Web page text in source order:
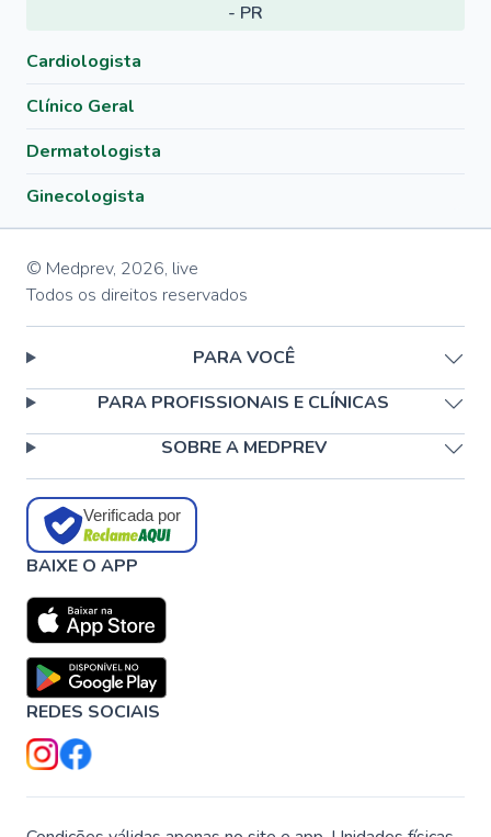
- PR
Cardiologista
Clínico Geral
Dermatologista
Ginecologista
© Medprev, 2026, live
Todos os direitos reservados
PARA VOCÊ
PARA PROFISSIONAIS E CLÍNICAS
SOBRE A MEDPREV
Verificada por
BAIXE O APP
REDES SOCIAIS